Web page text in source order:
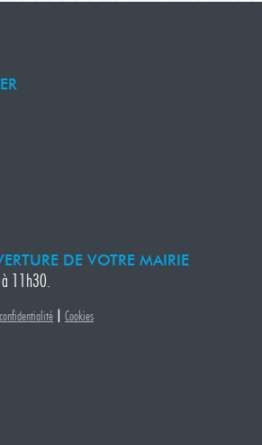
DE VOTRE MAIRIE
à 11h30.
| Cookies